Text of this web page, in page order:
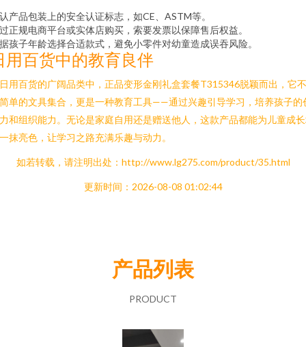
产品包装上的安全认证标志，如CE、ASTM等。
正规电商平台或实体店购买，索要发票以保障售后权益。
孩子年龄选择合适款式，避免小零件对幼童造成误吞风险。
用百货中的教育良伴
用百货的广阔品类中，正品变形金刚礼盒套餐T315346脱颖而出，它
单的文具集合，更是一种教育工具——通过兴趣引导学习，培养孩子的
和组织能力。无论是家庭自用还是赠送他人，这款产品都能为儿童成
抹亮色，让学习之路充满乐趣与动力。
如若转载，请注明出处：http://www.lg275.com/product/35.html
更新时间：2026-08-08 01:02:44
产品列表
PRODUCT